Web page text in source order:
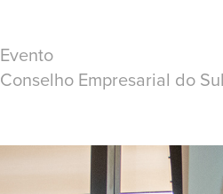
Evento
Conselho Empresarial do